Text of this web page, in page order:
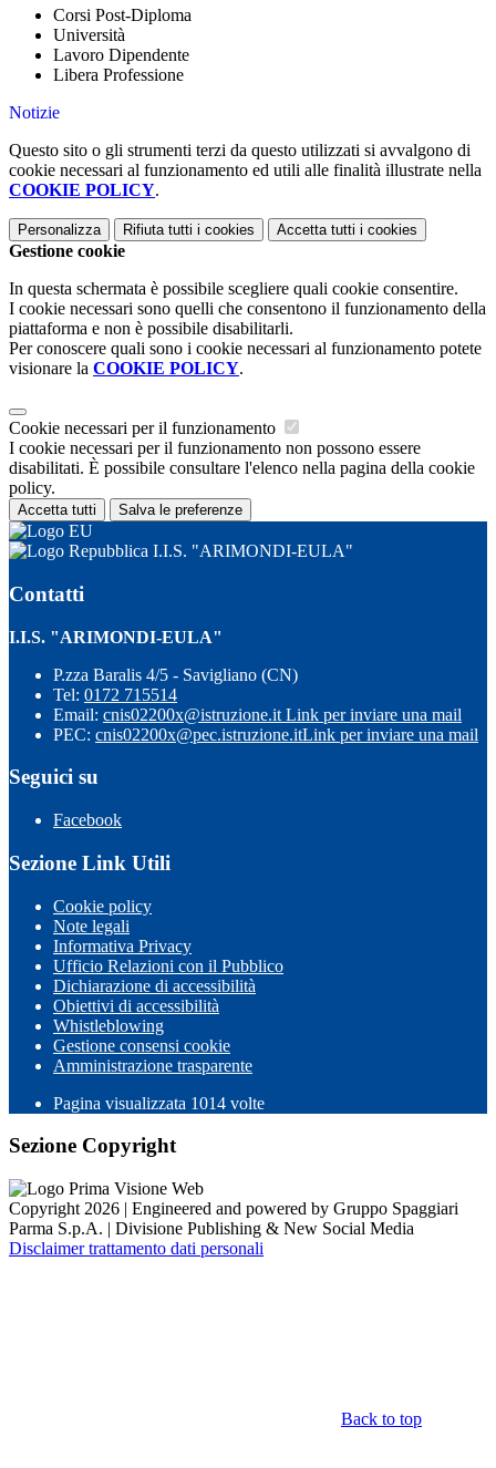
Corsi Post-Diploma
Università
Lavoro Dipendente
Libera Professione
Notizie
Questo sito o gli strumenti terzi da questo utilizzati si avvalgono di
cookie necessari al funzionamento ed utili alle finalità illustrate nella
COOKIE POLICY.
Personalizza Rifiuta tutti i cookies Accetta tutti i cookies
Gestione cookie
In questa schermata è possibile scegliere quali cookie consentire.
I cookie necessari sono quelli che consentono il funzionamento della
piattaforma e non è possibile disabilitarli.
Per conoscere quali sono i cookie necessari al funzionamento potete
visionare la COOKIE POLICY.
Cookie necessari per il funzionamento
I cookie necessari per il funzionamento non possono essere
disabilitati. È possibile consultare l'elenco nella pagina della cookie
policy.
Accetta tutti Salva le preferenze
I.I.S. "ARIMONDI-EULA"
Contatti
I.I.S. "ARIMONDI-EULA"
P.zza Baralis 4/5 - Savigliano (CN)
Tel: 0172 715514
Email: cnis02200x@istruzione.it Link per inviare una mail
PEC: cnis02200x@pec.istruzione.itLink per inviare una mail
Seguici su
Facebook
Sezione Link Utili
Cookie policy
Note legali
Informativa Privacy
Ufficio Relazioni con il Pubblico
Dichiarazione di accessibilità
Obiettivi di accessibilità
Whistleblowing
Gestione consensi cookie
Amministrazione trasparente
Pagina visualizzata 1014 volte
Sezione Copyright
Copyright 2026 | Engineered and powered by Gruppo Spaggiari
Parma S.p.A. | Divisione Publishing & New Social Media
Disclaimer trattamento dati personali
Back to top